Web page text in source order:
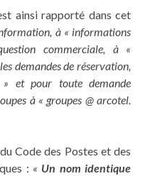
ainsi rapporté dans cet
à « informations
commerciale, à «
demandes de réservation,
et pour toute demande
à « groupes @ arcotel.
Code des Postes et des
: « Un nom identique